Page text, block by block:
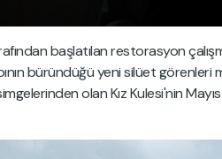
başlatılan restorasyon
büründüğü yeni silüet
olan Kız Kulesi'nin Mayıs